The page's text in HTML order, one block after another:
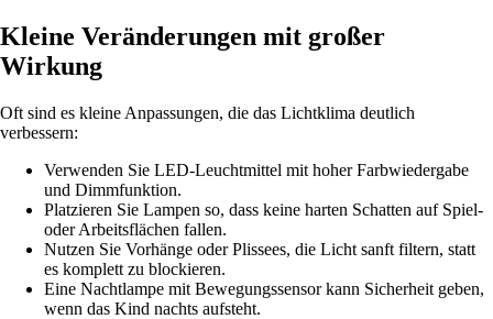
Kleine Veränderungen mit großer
Wirkung
Oft sind es kleine Anpassungen, die das Lichtklima deutlich
verbessern:
Verwenden Sie LED-Leuchtmittel mit hoher Farbwiedergabe
und Dimmfunktion.
Platzieren Sie Lampen so, dass keine harten Schatten auf Spiel-
oder Arbeitsflächen fallen.
Nutzen Sie Vorhänge oder Plissees, die Licht sanft filtern, statt
es komplett zu blockieren.
Eine Nachtlampe mit Bewegungssensor kann Sicherheit geben,
wenn das Kind nachts aufsteht.